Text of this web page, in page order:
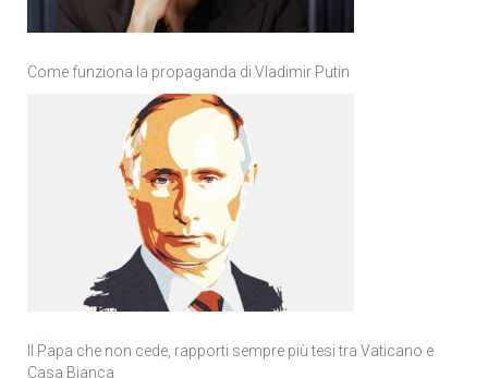
Come funziona la propaganda di Vladimir Putin
Il Papa che non cede, rapporti sempre più tesi tra Vaticano e
Casa Bianca